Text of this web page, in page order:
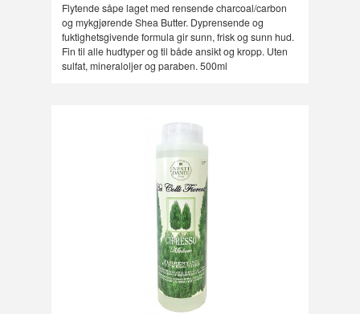
Flytende såpe laget med rensende charcoal/carbon
og mykgjørende Shea Butter. Dyprensende og
fuktighetsgivende formula gir sunn, frisk og sunn hud.
Fin til alle hudtyper og til både ansikt og kropp. Uten
sulfat, mineraloljer og paraben. 500ml